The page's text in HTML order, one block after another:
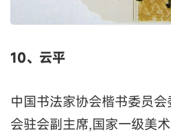
10、云平
中国书法家协会楷书委员
会驻会副主席,国家一级美术